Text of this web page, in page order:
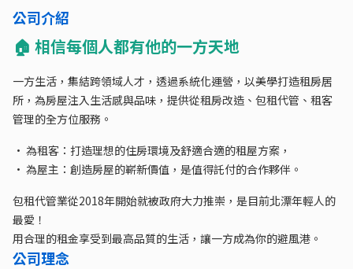
公司介紹
🏠 相信每個人都有他的一方天地
一方生活，集結跨領域人才，透過系統化運營，以美學打造租房居
所，為房屋注入生活感與品味，提供從租房改造、包租代管、租客
管理的全方位服務。
• 為租客：打造理想的住房環境及舒適合適的租屋方案，
• 為屋主：創造房屋的嶄新價值，是值得託付的合作夥伴。
包租代管業從2018年開始就被政府大力推崇，是目前北漂年輕人的
最愛！
用合理的租金享受到最高品質的生活，讓一方成為你的避風港。
公司理念